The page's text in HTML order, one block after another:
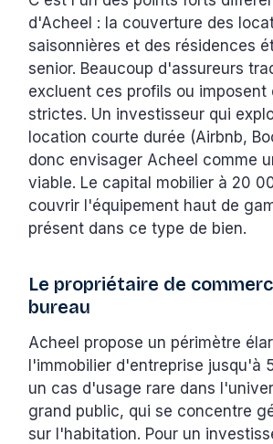
d'Acheel : la couverture des
saisonnières et des résidences
senior. Beaucoup d'assureurs
excluent ces profils ou imposent
strictes. Un investisseur qui
location courte durée (Airbnb,
donc envisager Acheel comme
viable. Le capital mobilier à 20
couvrir l'équipement haut de
présent dans ce type de bien.
Le propriétaire de
bureau
Acheel propose un périmètre
l'immobilier d'entreprise jusqu'à
un cas d'usage rare dans
grand public, qui se concentre
sur l'habitation. Pour un